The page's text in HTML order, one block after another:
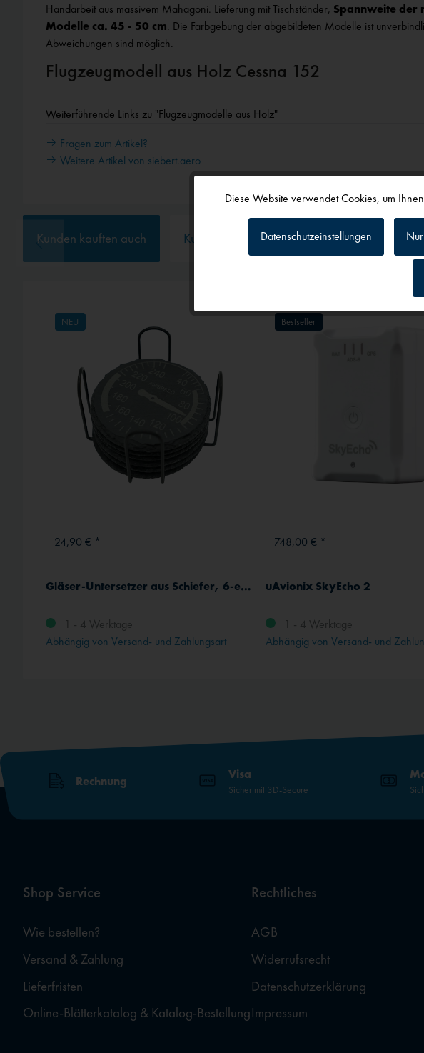
Handarbeit aus massivem Mahagoni. Lieferung mit Tischständer, Spannweite der
Modelle ca. 45 - 50 cm. Die Farbgebung der abgebildeten Modelle ist
Abweichungen sind möglich.
Flugzeugmodell aus Holz Cessna 152
Weiterführende Links zu "Flugzeugmodelle aus Holz"
Fragen zum Artikel?
Weitere Artikel von siebert.aero
Kunden kauften auch Kunden haben sich ebenfalls angesehen
NEU
24,90 € *
Gläser-Untersetzer aus Schiefer, 6-er Set
1 - 4 Werktage
Abhängig von Versand- und Zahlungsart
Bestseller
748,00 € *
uAvionix SkyEcho 2
1 - 4 Werktage
Abhängig von Versand- und
Rechnung Visa
Sicher mit 3D-Secure
Shop Service
Wie bestellen?
Versand & Zahlung
Lieferfristen
Online-Blätterkatalog & Katalog-Bestellung
Rechtliches
AGB
Widerrufsrecht
Datenschutzerklärung
Impressum
Tracking
Diese Website verwendet Cookies, um
Datenschutzeinstellungen